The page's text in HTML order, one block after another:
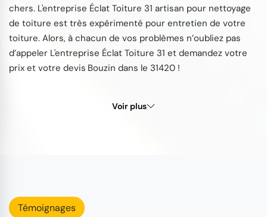
chers. L'entreprise Éclat Toiture 31 artisan pour nettoyage
de toiture est très expérimenté pour entretien de votre
toiture. Alors, à chacun de vos problèmes n’oubliez pas
d’appeler L'entreprise Éclat Toiture 31 et demandez votre
prix et votre devis Bouzin dans le 31420 !
Voir plus
Témoignages